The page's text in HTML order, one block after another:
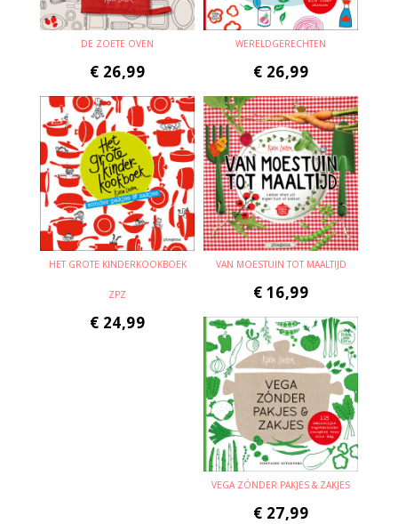
DE ZOETE OVEN
€ 26,99
WERELDGERECHTEN
€ 26,99
HET GROTE KINDERKOOKBOEK
ZPZ
€ 24,99
VAN MOESTUIN TOT MAALTIJD
€ 16,99
VEGA ZÓNDER PAKJES & ZAKJES
€ 27,99